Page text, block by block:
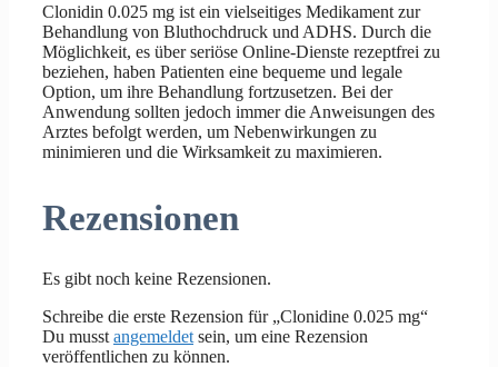
Clonidin 0.025 mg ist ein vielseitiges Medikament zur
Behandlung von Bluthochdruck und ADHS. Durch die
Möglichkeit, es über seriöse Online-Dienste rezeptfrei zu
beziehen, haben Patienten eine bequeme und legale
Option, um ihre Behandlung fortzusetzen. Bei der
Anwendung sollten jedoch immer die Anweisungen des
Arztes befolgt werden, um Nebenwirkungen zu
minimieren und die Wirksamkeit zu maximieren.
Rezensionen
Es gibt noch keine Rezensionen.
Schreibe die erste Rezension für „Clonidine 0.025 mg“
Du musst angemeldet sein, um eine Rezension
veröffentlichen zu können.